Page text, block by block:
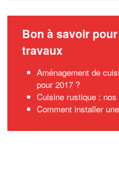
Bon à savoir
travaux
Aménagement de
pour 2017 ?
Cuisine rustique :
Comment installer